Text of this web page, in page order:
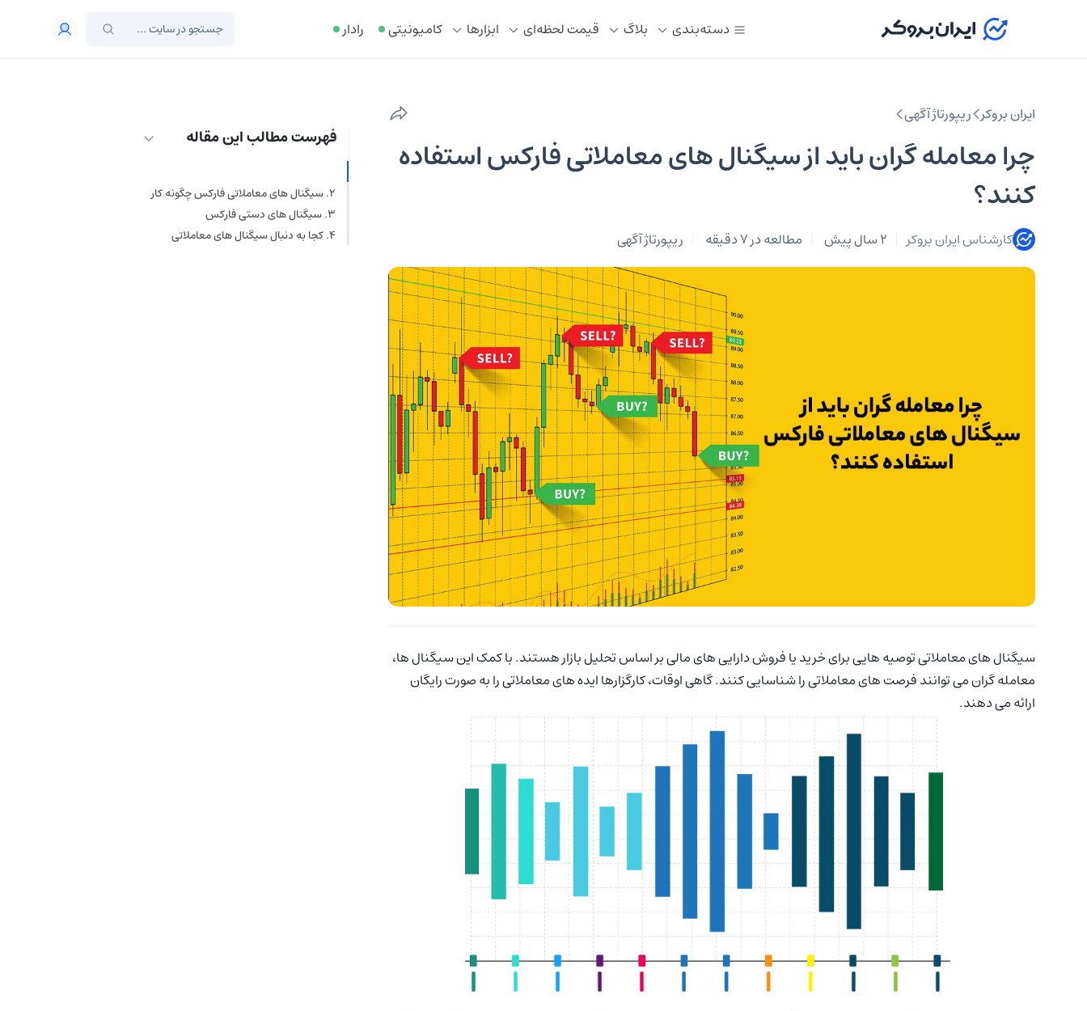
دسته‌بندی بلاگ قیمت لحظه‌ای ابزار‌ها کامیونیتی رادار
ایران بروکر ریپورتاژ آگهی
چرا معامله گران باید از سیگنال های معاملاتی فارکس استفاده
کنند؟
کارشناس ایران بروکر 2 سال پیش مطالعه در 7 دقیقه ریپورتاژ آگهی
سیگنال های معاملاتی توصیه هایی برای خرید یا فروش دارایی های مالی بر اساس تحلیل بازار هستند. با کمک این سیگنال ها،
معامله گران می توانند فرصت های معاملاتی را شناسایی کنند. گاهی اوقات، کارگزارها ایده های معاملاتی را به صورت رایگان
ارائه می دهند.
فهرست مطالب این مقاله
سیگنال های معاملاتی فارکس چیستند؟
سیگنال های معاملاتی فارکس چگونه کار
می کنند؟
سیگنال های دستی فارکس
کجا به دنبال سیگنال های معاملاتی